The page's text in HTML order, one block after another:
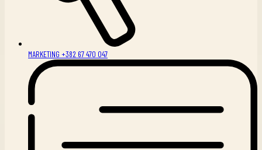
MARKETING +382 67 470 047